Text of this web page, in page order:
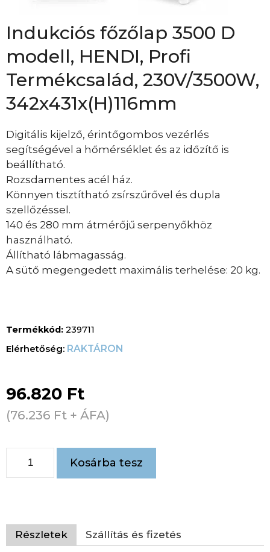
Indukciós főzőlap 3500 D
modell, HENDI, Profi
Termékcsalád, 230V/3500W,
342x431x(H)116mm
Digitális kijelző, érintőgombos vezérlés
segítségével a hőmérséklet és az időzítő is
beállítható.
Rozsdamentes acél ház.
Könnyen tisztítható zsírszűrővel és dupla
szellőzéssel.
140 és 280 mm átmérőjű serpenyőkhöz
használható.
Állítható lábmagasság.
A sütő megengedett maximális terhelése: 20 kg.
Termékkód: 239711
RAKTÁRON
96.820 Ft
(76.236 Ft + ÁFA)
Kosárba tesz
Részletek Szállítás és fizetés